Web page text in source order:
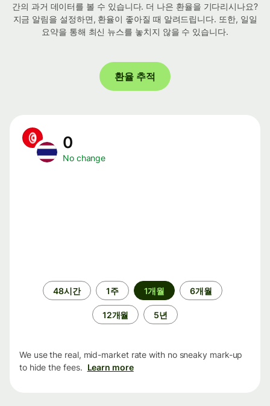
간의 과거 데이터를 볼 수 있습니다. 더 나은 환율을 기다리시나요?
지금 알림을 설정하면, 환율이 좋아질 때 알려드립니다. 또한, 일일
요약을 통해 최신 뉴스를 놓치지 않을 수 있습니다.
환율 추적
0
No change
48시간 1주 1개월 6개월
12개월 5년
We use the real, mid-market rate with no sneaky mark-up
to hide the fees. Learn more